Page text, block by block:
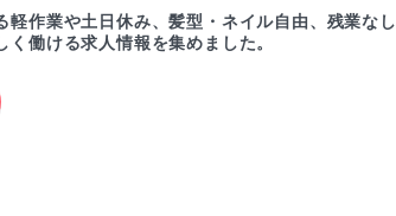
軽作業や土日休み、髪型・ネイル自由、残業なし
く働ける求人情報を集めました。